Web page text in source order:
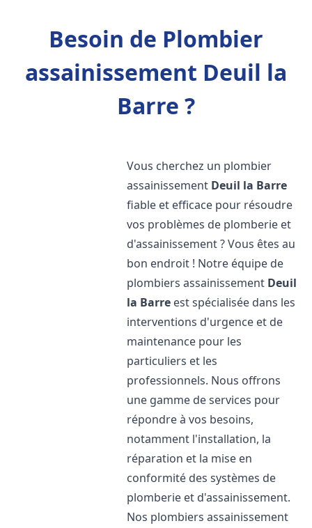
Besoin de Plombier
assainissement Deuil la
Barre ?
Vous cherchez un plombier
assainissement Deuil la Barre
fiable et efficace pour résoudre
vos problèmes de plomberie et
d'assainissement ? Vous êtes au
bon endroit ! Notre équipe de
plombiers assainissement Deuil
la Barre est spécialisée dans les
interventions d'urgence et de
maintenance pour les
particuliers et les
professionnels. Nous offrons
une gamme de services pour
répondre à vos besoins,
notamment l'installation, la
réparation et la mise en
conformité des systèmes de
plomberie et d'assainissement.
Nos plombiers assainissement